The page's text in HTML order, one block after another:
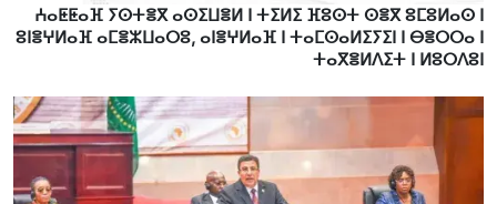
ⵄⴰⵟⵟⴰⴼ ⵢⵙⵜⴻⴳ ⴰⵙⵉⵡⴻⵍ ⵏ ⵜⵉⵍⵉ ⴼⵓⵙⵜ ⵙⴻⴳ ⵓⵎⵓⵍⴰⵙ ⵏ
ⵓⵏⴻⵖⵍⴰⴼ ⴰⵎⴻⵣⵡⴰⵔⵓ, ⴰⵏⴻⵖⵍⴰⴼ ⵏ ⵜⴰⵎⵙⴰⵍⵉⵢⵉⵏ ⵏ ⴱⴻⵔⵔⴰ ⵏ
ⵜⴰⴳⴻⵍⴷⵉⵜ ⵏ ⵍⵓⵔⴷⵓⵏ